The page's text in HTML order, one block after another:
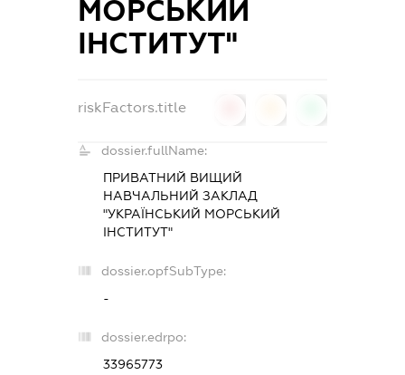
МОРСЬКИЙ
ІНСТИТУТ"
riskFactors.title
dossier.fullName:
ПРИВАТНИЙ ВИЩИЙ
НАВЧАЛЬНИЙ ЗАКЛАД
"УКРАЇНСЬКИЙ МОРСЬКИЙ
ІНСТИТУТ"
dossier.opfSubType:
-
dossier.edrpo:
33965773